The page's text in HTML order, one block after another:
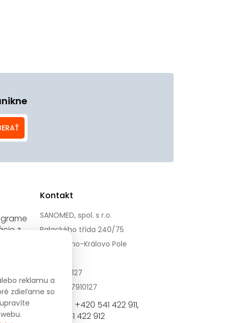
z
Kontakt
SANOMED, spol. s r.o.
Palackého třída 240/75
612 00 Brno-Královo Pole
IČ: 47910127
DIČ: CZ47910127
+420 541 422 911,
+420 541 422 912
reklamu a
zdieľame so